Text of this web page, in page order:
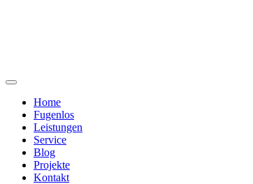
Home
Fugenlos
Leistungen
Service
Blog
Projekte
Kontakt